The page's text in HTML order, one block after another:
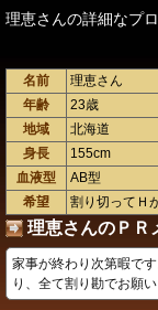
理恵さんの詳細なプ
名前 理恵さん
年齢
23歳
地域
北海道
身長
155cm
血液型
AB型
希望
割り切ってＨ
理恵さんのＰＲ
家事が終わり次第暇で
り、全て割り勘でお願